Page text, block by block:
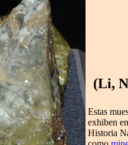
(Li,
Estas
exhiben
Historia